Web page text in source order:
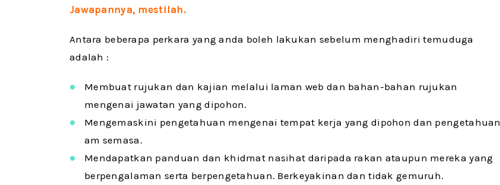
Jawapannya, mestilah.
Antara beberapa perkara yang anda boleh lakukan sebelum menghadiri temuduga
adalah :
Membuat rujukan dan kajian melalui laman web dan bahan-bahan rujukan
mengenai jawatan yang dipohon.
Mengemaskini pengetahuan mengenai tempat kerja yang dipohon dan pengetahuan
am semasa.
Mendapatkan panduan dan khidmat nasihat daripada rakan ataupun mereka yang
berpengalaman serta berpengetahuan. Berkeyakinan dan tidak gemuruh.